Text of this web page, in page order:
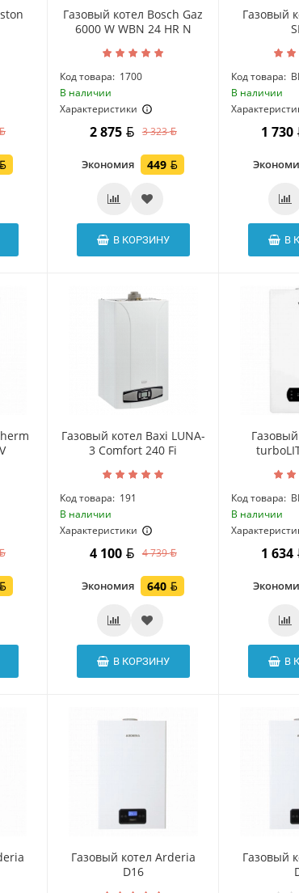
Газовый котел Bosch Gaz
6000 W WBN 24 HR N
Код товара: 1700
В наличии
Характеристики
2 875 3 323
Экономия 449
В КОРЗИНУ
Газовый
Код товара:
В наличии
1 730
В
Газовый котел Baxi LUNA-
3 Comfort 240 Fi
Код товара: 191
В наличии
Характеристики
4 100 4 739
Экономия 640
В КОРЗИНУ
Код товара:
В наличии
1 634
В
Газовый котел Arderia
D16
Газовый